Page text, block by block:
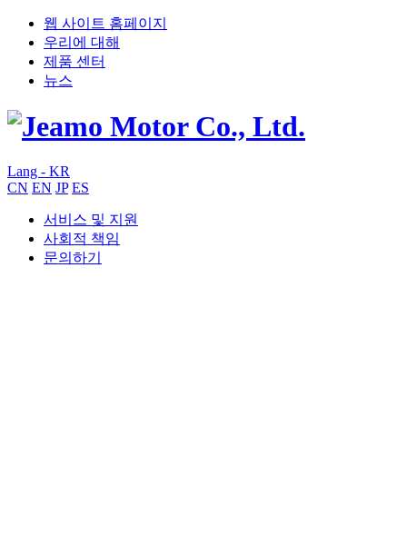
웹 사이트 홈페이지
우리에 대해
제품 센터
뉴스
Lang - KR
CN EN JP ES
서비스 및 지원
사회적 책임
문의하기